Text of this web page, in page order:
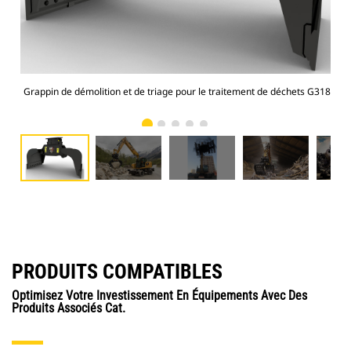
Grappin de démolition et de triage pour le traitement de déchets G318
PRODUITS COMPATIBLES
Optimisez Votre Investissement En Équipements Avec Des
Produits Associés Cat.